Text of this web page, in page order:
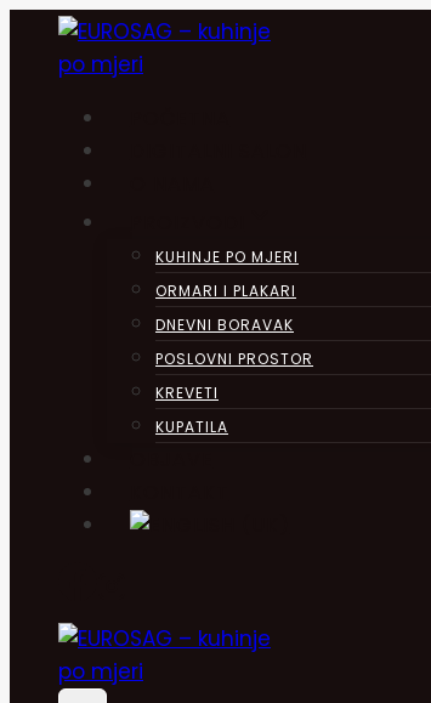
KUHINJE PO MJERI
ORMARI I PLAKARI
DNEVNI BORAVAK
POSLOVNI PROSTOR
KREVETI
KUPATILA